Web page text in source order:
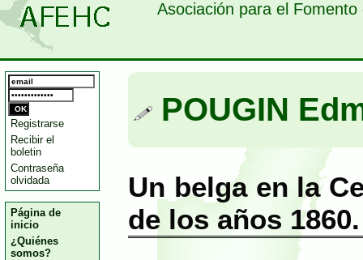
Asociación para el
Registrarse
Recibir el
boletin
Contraseña
olvidada
Página de
inicio
¿Quiénes
somos?
POUGIN
Un belga en la
de los años 1860.